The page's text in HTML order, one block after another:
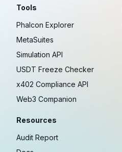
Tools
Phalcon Explorer
MetaSuites
Simulation API
USDT Freeze Checker
x402 Compliance API
Web3 Companion
Resources
Audit Report